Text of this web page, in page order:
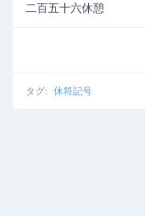
二百五十六休憩
タグ: 休符記号